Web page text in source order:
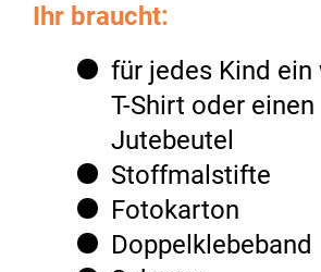
Ihr braucht:
für jedes Kind ein
T-Shirt oder einen
Jutebeutel
Stoffmalstifte
Fotokarton
Doppelklebeband